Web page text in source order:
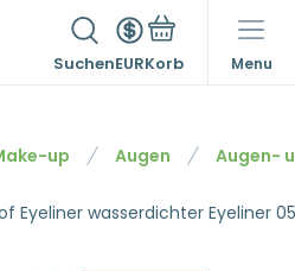
SuchenEUR Menu
up Augen
Augen-
Eyeliner wasserdichter Eyeliner